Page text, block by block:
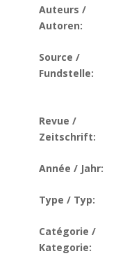
Auteurs /
Autoren:
Source /
Fundstelle:
Revue /
Zeitschrift:
Année / Jahr:
Type / Typ:
Catégorie /
Kategorie: